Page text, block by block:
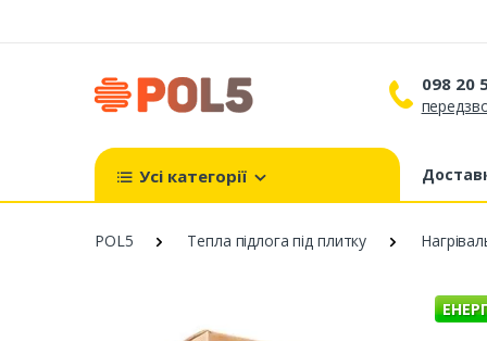
098 20
098
093
Усі категорії
POL5 Тепла підлога під плитку